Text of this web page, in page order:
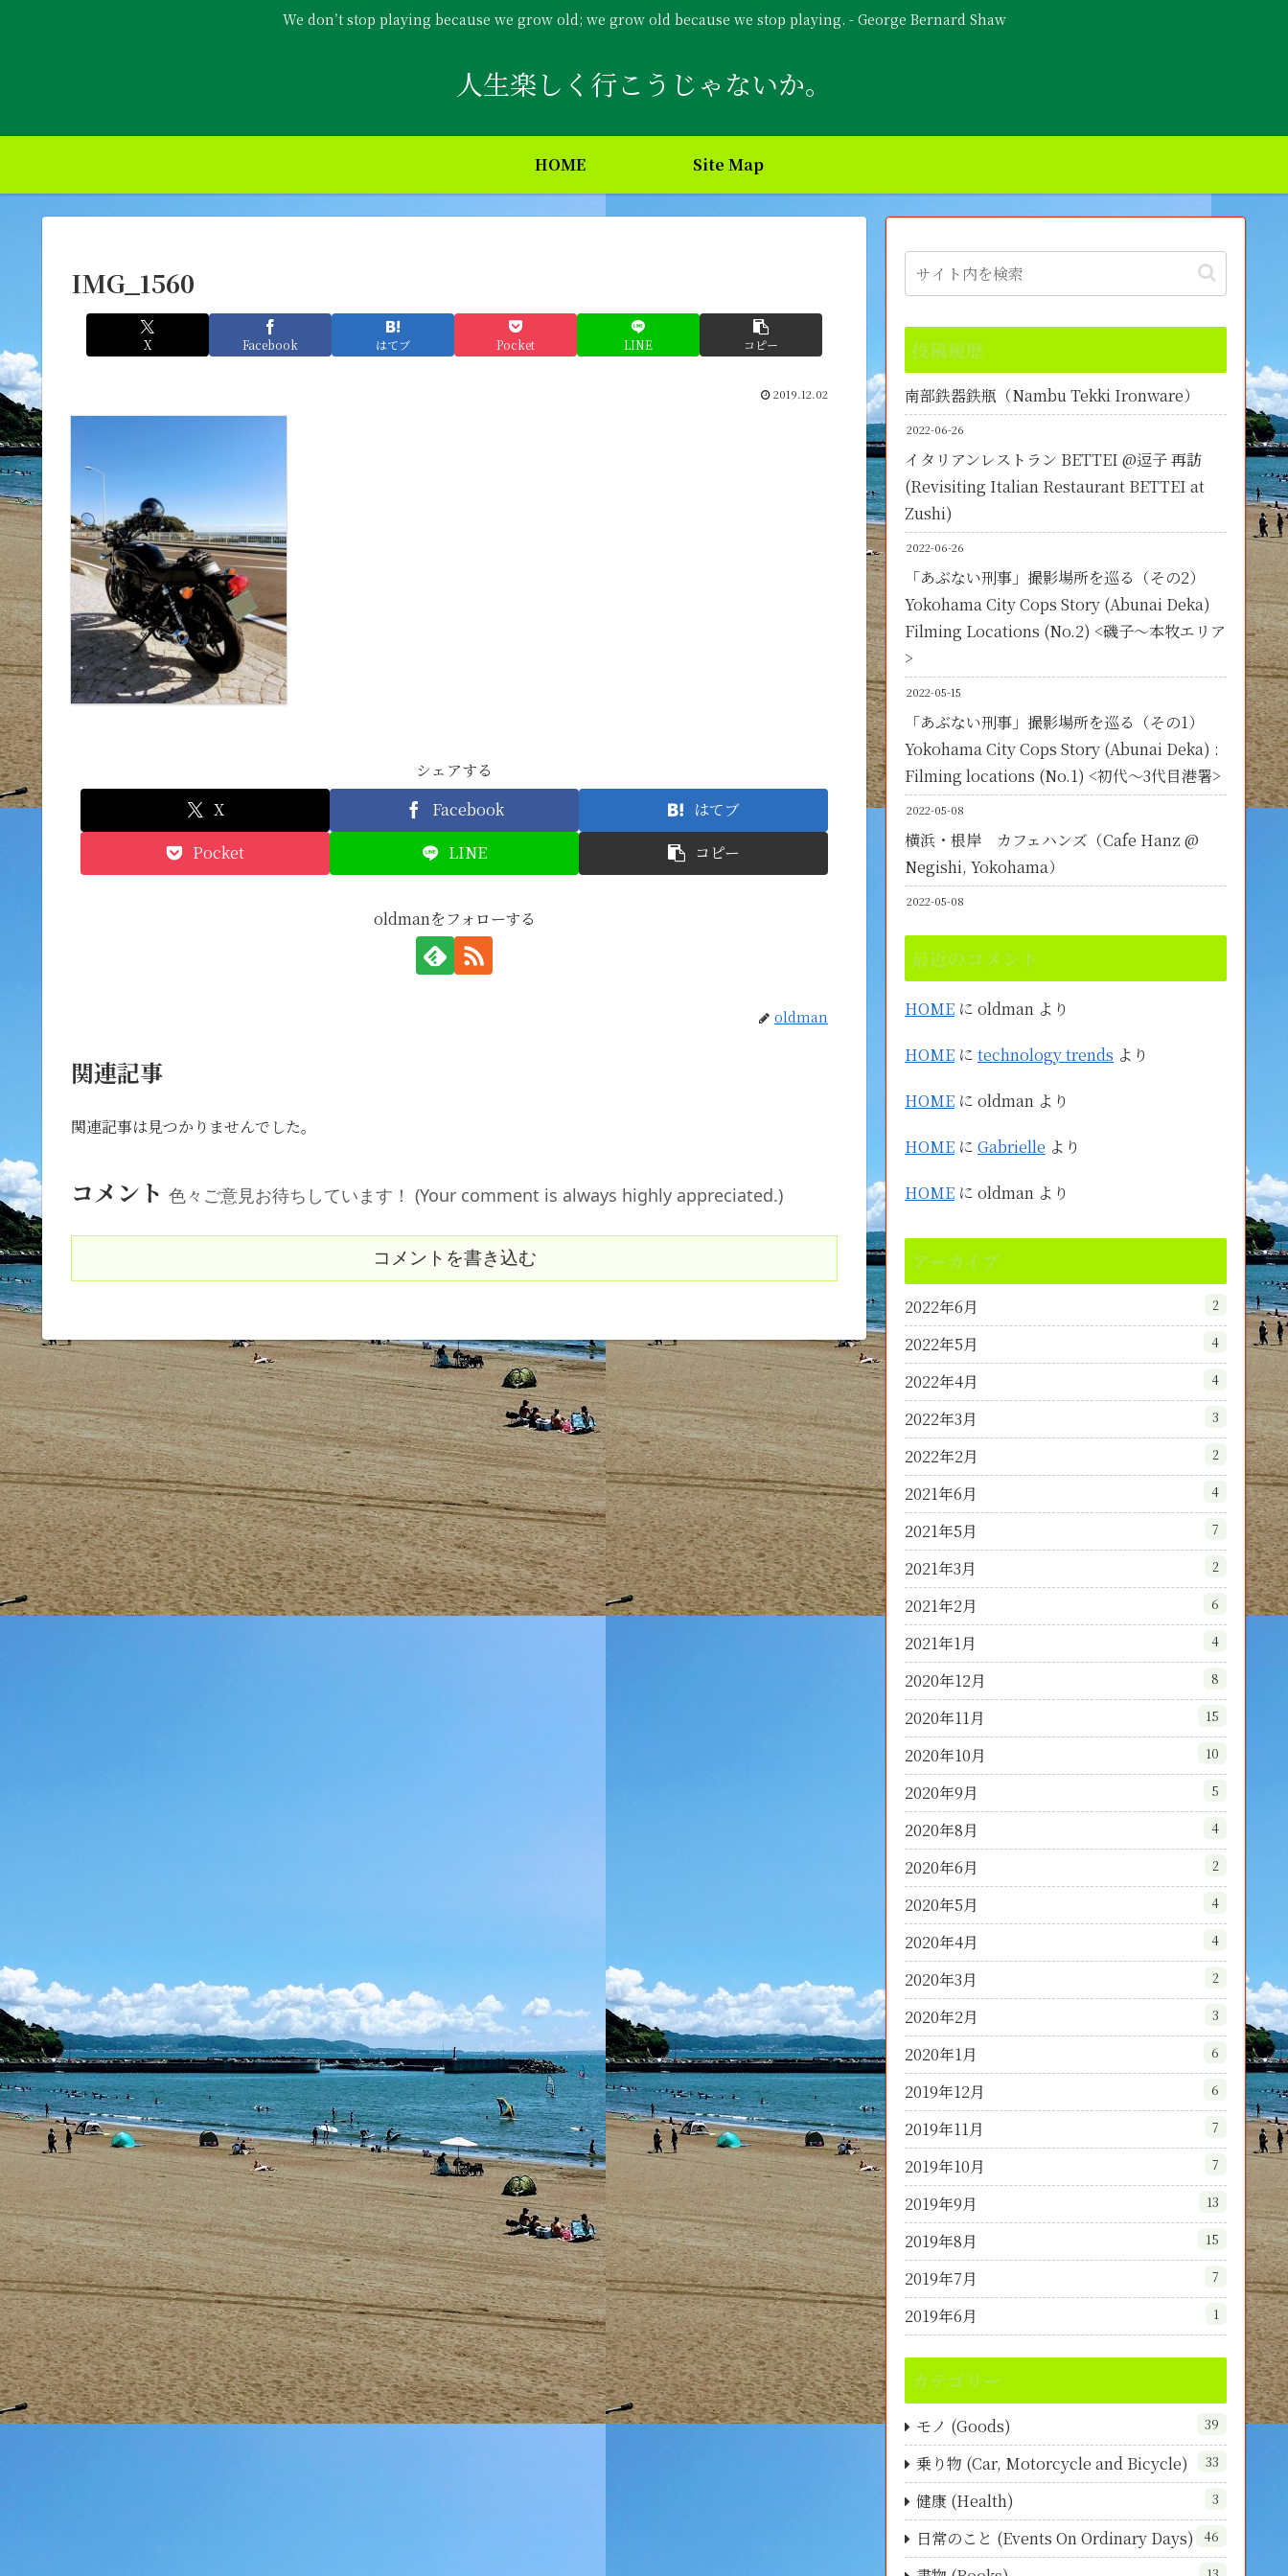
We don’t stop playing because we grow old; we grow old because we stop playing. - George Bernard Shaw
人生楽しく行こうじゃないか。
HOME Site Map
IMG_1560
X Facebook はてブ Pocket LINE コピー
2019.12.02
シェアする
X
Facebook
はてブ
Pocket
LINE コピー
oldmanをフォローする
oldman
関連記事
関連記事は見つかりませんでした。
コメント 色々ご意見お待ちしています！ (Your comment is always highly appreciated.)
コメントを書き込む
投稿履歴
南部鉄器鉄瓶（Nambu Tekki Ironware）
2022-06-26
イタリアンレストラン BETTEI @逗子 再訪
(Revisiting Italian Restaurant BETTEI at
Zushi)
2022-06-26
「あぶない刑事」撮影場所を巡る（その2）
Yokohama City Cops Story (Abunai Deka)
Filming Locations (No.2) <磯子～本牧エリア
>
2022-05-15
「あぶない刑事」撮影場所を巡る（その1）
Yokohama City Cops Story (Abunai Deka) :
Filming locations (No.1) <初代～3代目港署>
2022-05-08
横浜・根岸 カフェハンズ（Cafe Hanz @
Negishi, Yokohama）
2022-05-08
最近のコメント
HOME に oldman より
HOME に technology trends より
HOME に oldman より
HOME に Gabrielle より
HOME に oldman より
アーカイブ
2022年6月 2
2022年5月 4
2022年4月 4
2022年3月 3
2022年2月 2
2021年6月 4
2021年5月 7
2021年3月 2
2021年2月 6
2021年1月 4
2020年12月 8
2020年11月 15
2020年10月 10
2020年9月 5
2020年8月 4
2020年6月 2
2020年5月 4
2020年4月 4
2020年3月 2
2020年2月 3
2020年1月 6
2019年12月 6
2019年11月 7
2019年10月 7
2019年9月 13
2019年8月 15
2019年7月 7
2019年6月 1
カテゴリー
モノ (Goods) 39
乗り物 (Car, Motorcycle and Bicycle) 33
健康 (Health) 3
日常のこと (Events On Ordinary Days) 46